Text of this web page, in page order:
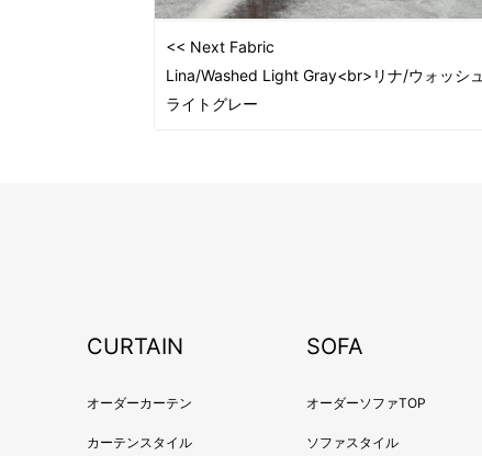
<< Next Fabric
Lina/Washed Light Gray<br>リナ/ウォッシュ
ライトグレー
CURTAIN
オーダーカーテン
カーテンスタイル
SOFA
オーダーソファTOP
ソファスタイル